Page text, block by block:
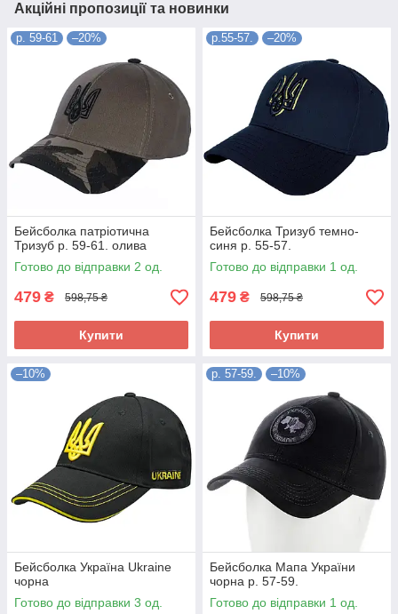
Акційні пропозиції та новинки
р. 59-61 –20%
Бейсболка патріотична
Тризуб р. 59-61. олива
Готово до відправки 2 од.
479 ₴ 598,75 ₴
Купити
р.55-57. –20%
Бейсболка Тризуб темно-
синя р. 55-57.
Готово до відправки 1 од.
479 ₴ 598,75 ₴
Купити
–10%
Бейсболка Україна Ukraine
чорна
Готово до відправки 3 од.
р. 57-59. –10%
Бейсболка Мапа України
чорна р. 57-59.
Готово до відправки 1 од.